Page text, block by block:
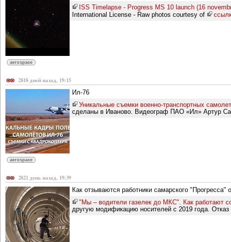
ISS Timelapse - Progress MS 10 launch (16
International License - Raw photos courtesy of
aerospace
2818 дней назад, 19:15
Ил-76
Уникальные съемки военно-транспортных
сделаны в Иваново. Видеограф ПАО «Ил» Артур
aerospace
2821 день назад, 19:39
Как отзываются работники самарского "Прогресса"
"Мы – водители газелек до МКС". Как работают
другую модификацию носителей с 2019 года. Отказ